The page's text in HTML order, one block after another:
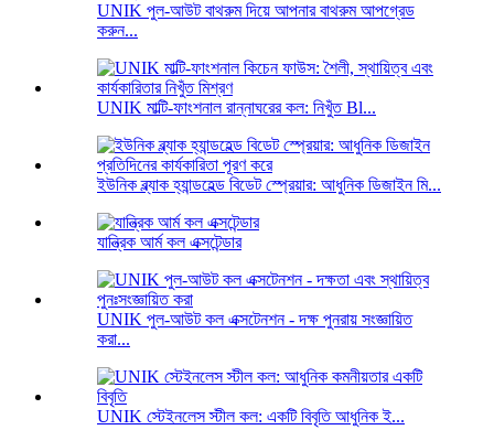
UNIK পুল-আউট বাথরুম দিয়ে আপনার বাথরুম আপগ্রেড
করুন...
UNIK মাল্টি-ফাংশনাল রান্নাঘরের কল: নিখুঁত Bl...
ইউনিক ব্ল্যাক হ্যান্ডহেল্ড বিডেট স্প্রেয়ার: আধুনিক ডিজাইন মি...
যান্ত্রিক আর্ম কল এক্সটেন্ডার
UNIK পুল-আউট কল এক্সটেনশন - দক্ষ পুনরায় সংজ্ঞায়িত
করা...
UNIK স্টেইনলেস স্টীল কল: একটি বিবৃতি আধুনিক ই...